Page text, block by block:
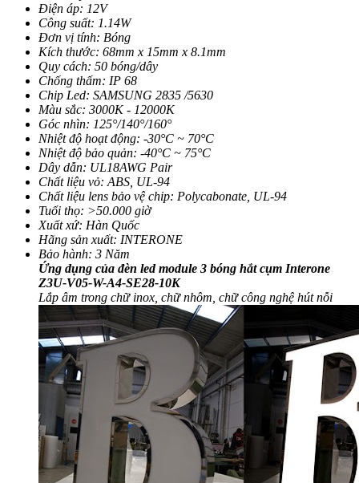
Điện áp: 12V
Công suất: 1.14W
Đơn vị tính: Bóng
Kích thước: 68mm x 15mm x 8.1mm
Quy cách: 50 bóng/dây
Chống thấm: IP 68
Chip Led: SAMSUNG 2835 /5630
Màu sắc: 3000K - 12000K
Góc nhìn: 125°/140°/160°
Nhiệt độ hoạt động: -30°C ~ 70°C
Nhiệt độ bảo quản: -40°C ~ 75°C
Dây dẫn: UL18AWG Pair
Chất liệu vỏ: ABS, UL-94
Chất liệu lens bảo vệ chip: Polycabonate, UL-94
Tuổi thọ: >50.000 giờ
Xuất xứ: Hàn Quốc
Hãng sản xuất: INTERONE
Bảo hành: 3 Năm
Ứng dụng của đèn led module 3 bóng hắt cụm Interone
Z3U-V05-W-A4-SE28-10K
Lắp âm trong chữ inox, chữ nhôm, chữ công nghệ hút nỗi